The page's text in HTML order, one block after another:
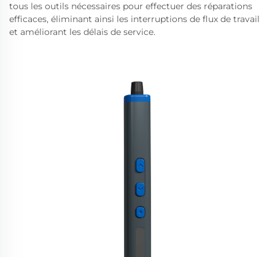
tous les outils nécessaires pour effectuer des réparations
efficaces, éliminant ainsi les interruptions de flux de travail
et améliorant les délais de service.